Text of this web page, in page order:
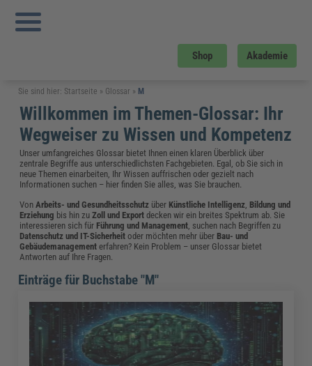
Shop Akademie
Sie sind hier: Startseite » Glossar » M
Willkommen im Themen-Glossar: Ihr
Wegweiser zu Wissen und Kompetenz
Unser umfangreiches Glossar bietet Ihnen einen klaren Überblick über
zentrale Begriffe aus unterschiedlichsten Fachgebieten. Egal, ob Sie sich in
neue Themen einarbeiten, Ihr Wissen auffrischen oder gezielt nach
Informationen suchen – hier finden Sie alles, was Sie brauchen.
VonArbeits- und Gesundheitsschutz über Künstliche Intelligenz, Bildung und
Erziehung bis hin zuZoll und Export decken wir ein breites Spektrum ab. Sie
interessieren sich für Führung und Management, suchen nach Begriffen zu
Datenschutz und IT-Sicherheit oder möchten mehr über Bau- und
Gebäudemanagement erfahren? Kein Problem – unser Glossar bietet
Antworten auf Ihre Fragen.
Einträge für Buchstabe "M"